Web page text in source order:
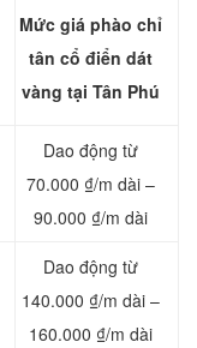
Mức giá phào chỉ
tân cổ điển dát
vàng tại Tân Phú
Dao động từ
70.000 ₫/m dài –
90.000 ₫/m dài
Dao động từ
140.000 ₫/m dài –
160.000 ₫/m dài